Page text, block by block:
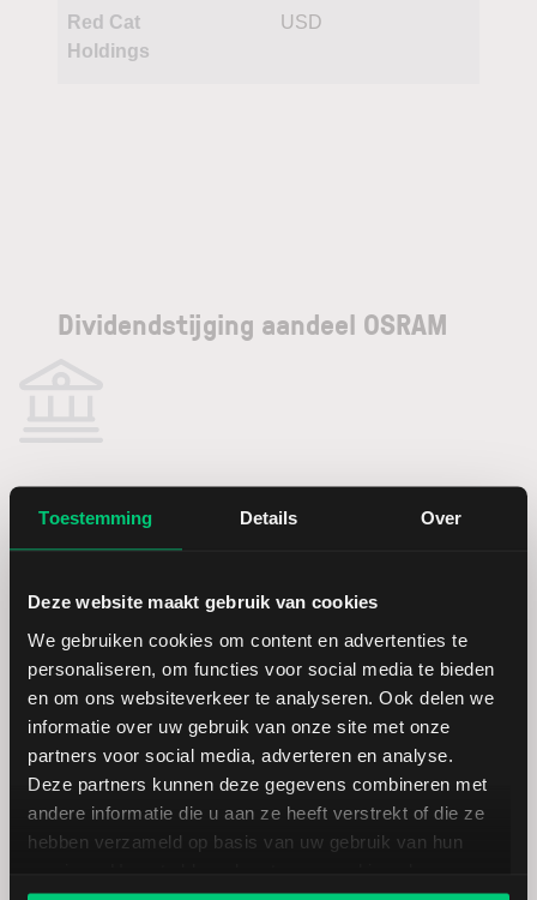
Toestemming Details Over
Deze website maakt gebruik van cookies
We gebruiken cookies om content en advertenties te
personaliseren, om functies voor social media te bieden
en om ons websiteverkeer te analyseren. Ook delen we
informatie over uw gebruik van onze site met onze
partners voor social media, adverteren en analyse.
Deze partners kunnen deze gegevens combineren met
andere informatie die u aan ze heeft verstrekt of die ze
hebben verzameld op basis van uw gebruik van hun
Red Cat
Holdings
USD
Dividendstijging aandeel OSRAM
Open eenvoudig uw
beleggingsrekening